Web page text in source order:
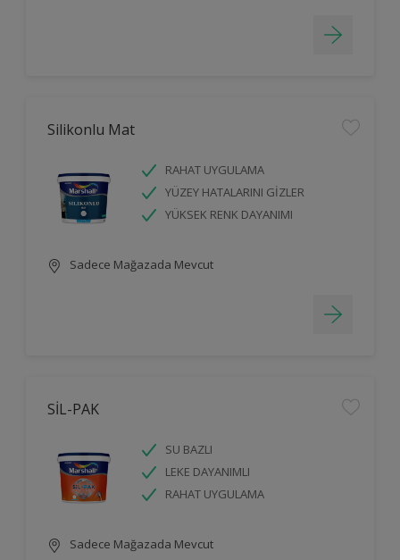
Silikonlu Mat
RAHAT UYGULAMA
YÜZEY HATALARINI GİZLER
YÜKSEK RENK DAYANIMI
Sadece Mağazada Mevcut
SİL-PAK
SU BAZLI
LEKE DAYANIMLI
RAHAT UYGULAMA
Sadece Mağazada Mevcut